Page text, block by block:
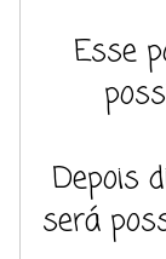
Esse
Depois
será